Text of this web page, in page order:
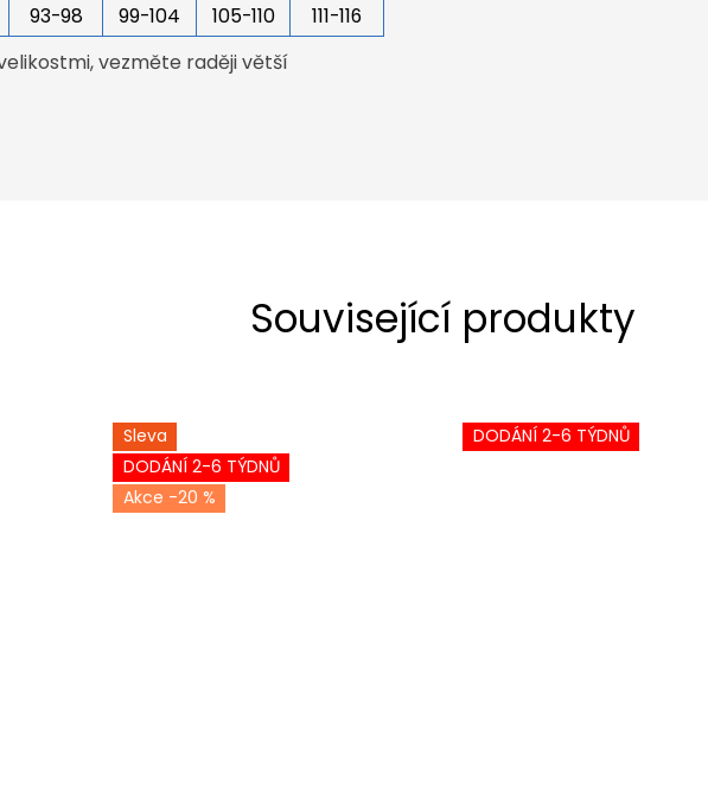
93-98 99-104 105-110
111-116
vezměte raději větší
Související produkty
Sleva
DODÁNÍ 2-6 TÝDNŮ
-20 %
DODÁNÍ 2-6 TÝDNŮ